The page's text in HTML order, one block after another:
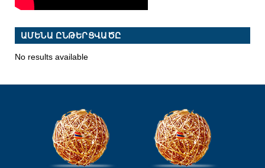
ԱՄԵՆԱ ԸՆԹԵՐՑՎԱԾԸ
No results available